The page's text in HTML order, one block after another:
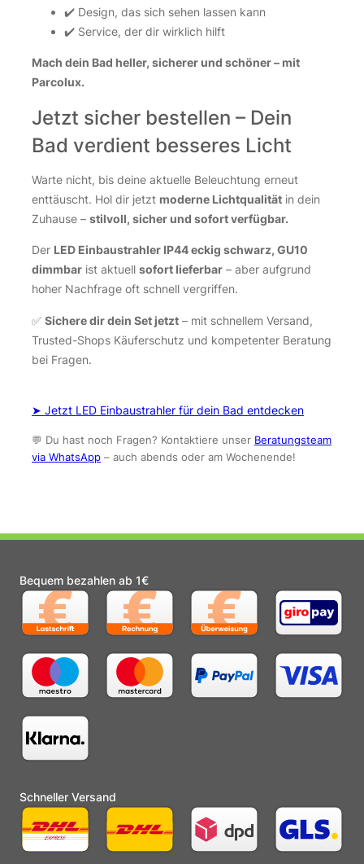
✔️ Design, das sich sehen lassen kann
✔️ Service, der dir wirklich hilft
Mach dein Bad heller, sicherer und schöner – mit
Parcolux.
Jetzt sicher bestellen – Dein
Bad verdient besseres Licht
Warte nicht, bis deine aktuelle Beleuchtung erneut
enttäuscht. Hol dir jetzt moderne Lichtqualität in dein
Zuhause – stilvoll, sicher und sofort verfügbar.
Der LED Einbaustrahler IP44 eckig schwarz, GU10
dimmbar ist aktuell sofort lieferbar – aber aufgrund
hoher Nachfrage oft schnell vergriffen.
✅ Sichere dir dein Set jetzt – mit schnellem Versand,
Trusted-Shops Käuferschutz und kompetenter Beratung
bei Fragen.
➤ Jetzt LED Einbaustrahler für dein Bad entdecken
💬 Du hast noch Fragen? Kontaktiere unser Beratungsteam
via WhatsApp – auch abends oder am Wochenende!
Bequem bezahlen ab 1€
Schneller Versand